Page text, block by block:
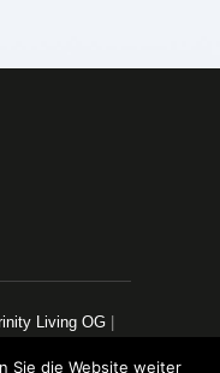
Living OG
Sie die Website weiter